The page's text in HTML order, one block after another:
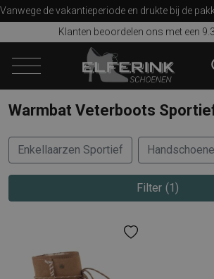
Klanten beoordelen ons met een
Warmbat Veterboots
Enkellaarzen Sportief
Filter 1